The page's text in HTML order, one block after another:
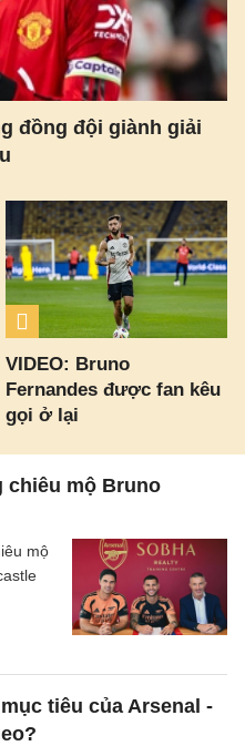
đồng đội giành giải
VIDEO: Bruno
Fernandes được fan kêu
gọi ở lại
chiêu mộ Bruno
mộ
tiêu của Arsenal -